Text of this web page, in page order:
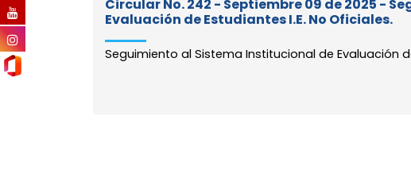
Circular No. 242 - Septiembre 09 de 2025 -
Evaluación de Estudiantes I.E. No Oficiales.
Seguimiento al Sistema Institucional de Evaluación